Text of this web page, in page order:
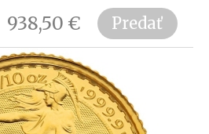
938,50 € Predať